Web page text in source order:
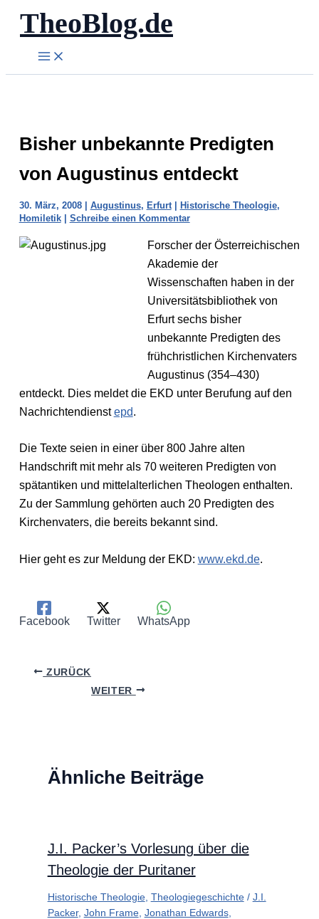
Zum
Inhalt
springen
TheoBlog.de
Bisher unbekannte Predigten
von Augustinus entdeckt
30. März, 2008 | Augustinus, Erfurt| Historische Theologie,
Homiletik| Schreibe einen Kommentar
Forscher der Österreichischen
Akademie der
Wissenschaften haben in der
Universitätsbibliothek von
Erfurt sechs bisher
unbekannte Predigten des
frühchristlichen Kirchenvaters
Augustinus (354–430)
entdeckt. Dies meldet die EKD unter Berufung auf den
Nachrichtendienstepd.
Die Texte seien in einer über 800 Jahre alten
Handschrift mit mehr als 70 weiteren Predigten von
spätantiken und mittelalterlichen Theologen enthalten.
Zu der Sammlung gehörten auch 20 Predigten des
Kirchenvaters, die bereits bekannt sind.
Hier geht es zur Meldung der EKD: www.ekd.de.
Facebook Twitter WhatsApp
ZURÜCK
WEITER
Ähnliche Beiträge
J.I. Packer’s Vorlesung über die
Theologie der Puritaner
Historische Theologie, Theologiegeschichte/ J.I.
Packer, John Frame, Jonathan Edwards,